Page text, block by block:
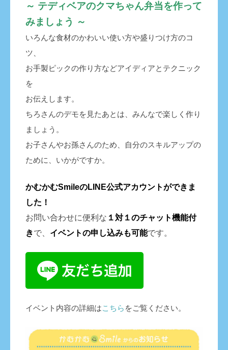
～ テディベアのクマちゃん弁当を作って
みましょう ～
いろんな食材のかわいい使い方や盛りつけ方のコ
ツ、
お手製ピックの作り方などアイディアとテクニック
を
お伝えします。
ちろさんのデモを見たあとは、みんなで楽しく作り
ましょう。
お子さんやお孫さんのため、自分のスキルアップの
ために、いかがですか。
かむかむSmileのLINE公式アカウントができま
した！
お問い合わせに便利な １対１のチャット機能付
きで、 イベントの申し込みも可能です。
イベント内容の詳細はこちら をご覧ください。